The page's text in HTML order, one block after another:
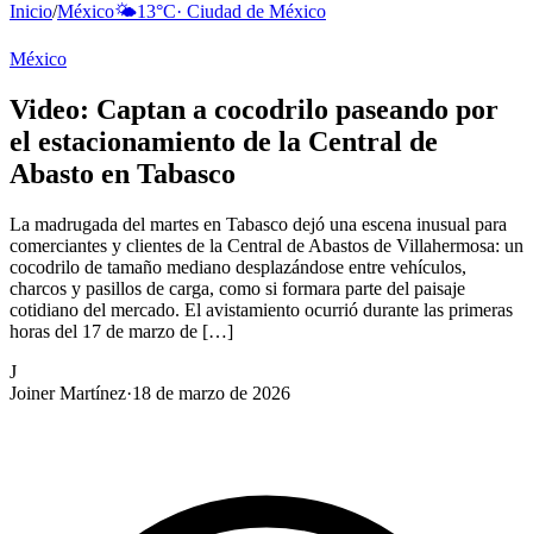
Inicio/México🌤️13°C· Ciudad de México
México
Video: Captan a cocodrilo paseando por
el estacionamiento de la Central de
Abasto en Tabasco
La madrugada del martes en Tabasco dejó una escena inusual para
comerciantes y clientes de la Central de Abastos de Villahermosa: un
cocodrilo de tamaño mediano desplazándose entre vehículos,
charcos y pasillos de carga, como si formara parte del paisaje
cotidiano del mercado. El avistamiento ocurrió durante las primeras
horas del 17 de marzo de […]
J
Joiner Martínez·18 de marzo de 2026